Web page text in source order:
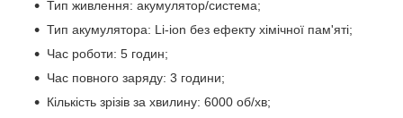
Тип живлення: акумулятор/система;
Тип акумулятора: Li-ion без ефекту хімічної пам'яті;
Час роботи: 5 годин;
Час повного заряду: 3 години;
Кількість зрізів за хвилину: 6000 об/хв;